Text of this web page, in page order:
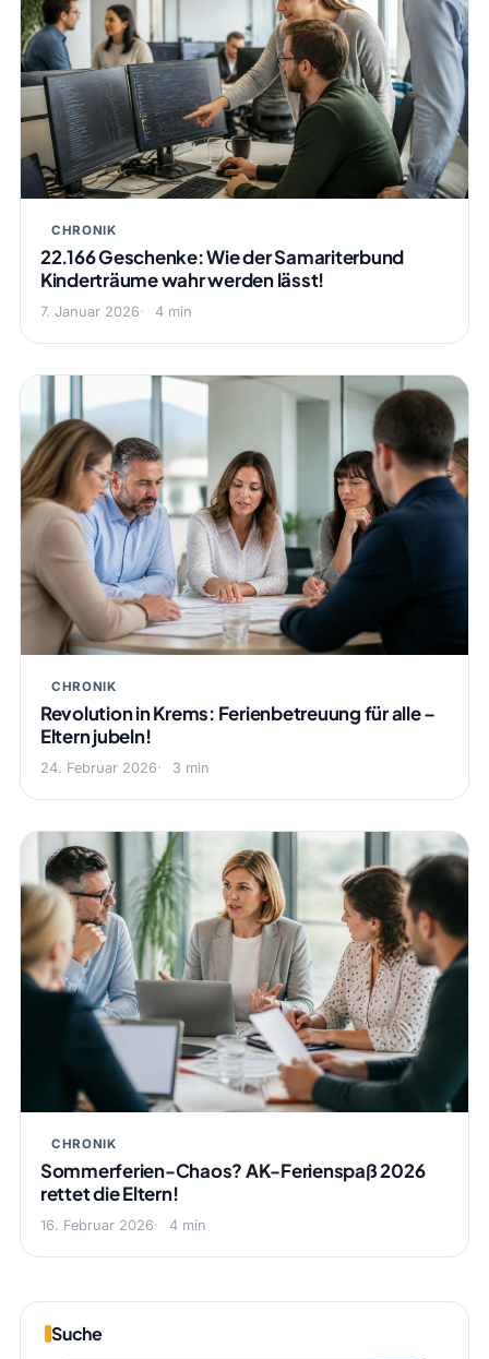
CHRONIK
22.166 Geschenke: Wie der Samariterbund
Kinderträume wahr werden lässt!
7. Januar 2026 4 min
CHRONIK
Revolution in Krems: Ferienbetreuung für alle –
Eltern jubeln!
24. Februar 2026 3 min
CHRONIK
Sommerferien-Chaos? AK-Ferienspaß 2026
rettet die Eltern!
16. Februar 2026 4 min
Suche